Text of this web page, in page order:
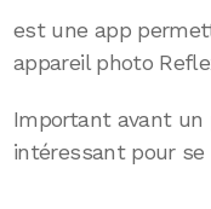
est une app
appareil photo
Important avant un
intéressant pour